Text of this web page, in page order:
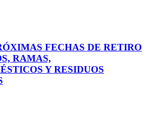
FECHAS DE RETIRO
RAMAS,
Y RESIDUOS